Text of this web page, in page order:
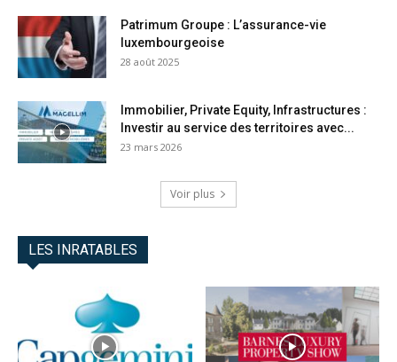
Patrimum Groupe : L’assurance-vie
luxembourgeoise
28 août 2025
Immobilier, Private Equity, Infrastructures :
Investir au service des territoires avec...
23 mars 2026
Voir plus
LES INRATABLES